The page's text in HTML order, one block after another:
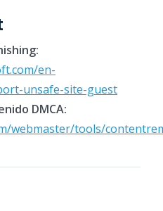
en-
unsafe-site-guest
DMCA:
webmaster/tools/